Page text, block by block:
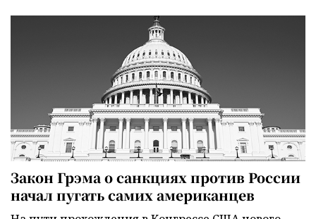
Закон Грэма о санкциях против России
начал пугать самих американцев